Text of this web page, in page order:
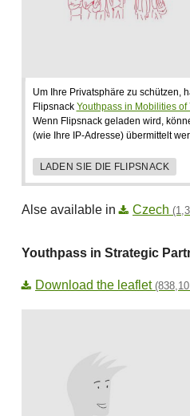
Um Ihre Privatsphäre zu schützen,
Flipsnack Youthpass in Mobilities of
Wenn Flipsnack geladen wird,
(wie Ihre IP-Adresse) übermittelt
LADEN SIE DIE FLIPSNACK
Alse available in Czech
Youthpass in Strategic
Download the leaflet